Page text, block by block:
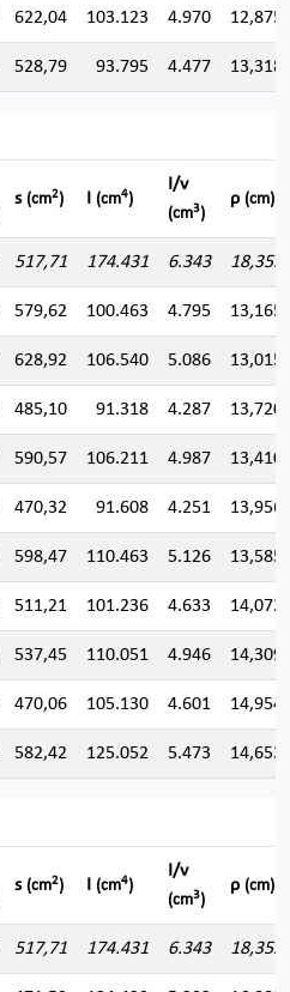
622,04 103.123 4.970 12,875
528,79 93.795 4.477 13,318
s (cm2) I (cm4)
I/v
(cm3)
ρ (cm)
517,71 174.431 6.343 18,355
579,62 100.463 4.795 13,165
628,92 106.540 5.086 13,015
485,10 91.318 4.287 13,720
590,57 106.211 4.987 13,410
470,32 91.608 4.251 13,956
598,47 110.463 5.126 13,585
511,21 101.236 4.633 14,072
537,45 110.051 4.946 14,309
470,06 105.130 4.601 14,954
582,42 125.052 5.473 14,653
s (cm2) I (cm4)
I/v
(cm3)
ρ (cm)
517,71 174.431 6.343 18,355